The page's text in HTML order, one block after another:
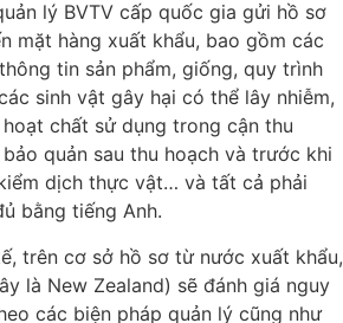
lý BVTV cấp quốc gia gửi hồ sơ
mặt hàng xuất khẩu, bao gồm các
tin sản phẩm, giống, quy trình
sinh vật gây hại có thể lây nhiễm,
hoạt chất sử dụng trong cận thu
quản sau thu hoạch và trước khi
dịch thực vật… và tất cả phải
bằng tiếng Anh.
trên cơ sở hồ sơ từ nước xuất khẩu,
là New Zealand) sẽ đánh giá nguy
các biện pháp quản lý cũng như